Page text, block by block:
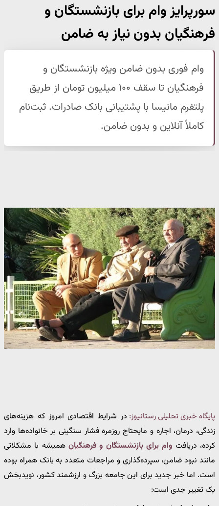
سورپرایز وام برای بازنشستگان و
فرهنگیان بدون نیاز به ضامن
وام فوری بدون ضامن ویژه بازنشستگان و
فرهنگیان تا سقف ۱۰۰ میلیون تومان از طریق
پلتفرم مانیسا با پشتیبانی بانک صادرات. ثبت‌نام
کاملاً آنلاین و بدون ضامن.
پایگاه خبری تحلیلی رستانیوز: در شرایط اقتصادی امروز که هزینه‌های
زندگی، درمان، اجاره و مایحتاج روزمره فشار سنگینی بر خانواده‌ها وارد
کرده، دریافت وام برای بازنشستگان و فرهنگیان همیشه با مشکلاتی
مانند نبود ضامن، سپرده‌گذاری و مراجعات متعدد به بانک همراه بوده
است. اما خبر جدید برای این جامعه بزرگ و ارزشمند کشور، نویدبخش
یک تغییر جدی است: